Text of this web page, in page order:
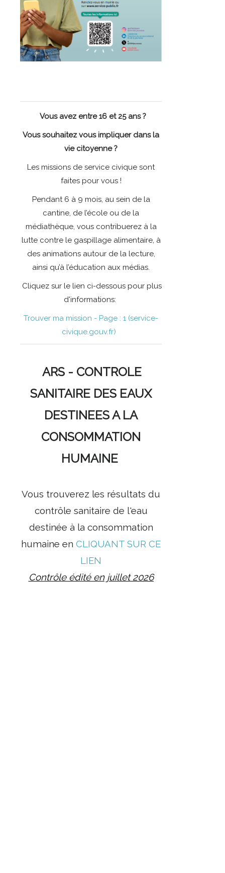
Vous avez entre 16 et 25 ans ?
Vous souhaitez vous impliquer dans la
vie citoyenne ?
Les missions de service civique sont
faites pour vous !
Pendant 6 à 9 mois, au sein de la
cantine, de l’école ou de la
médiathèque, vous contribuerez à la
lutte contre le gaspillage alimentaire, à
des animations autour de la lecture,
ainsi qu’à l’éducation aux médias.
Cliquez sur le lien ci-dessous pour plus
d'informations:
Trouver ma mission - Page : 1 (service-
civique.gouv.fr)
ARS - CONTROLE
SANITAIRE DES EAUX
DESTINEES A LA
CONSOMMATION
HUMAINE
Vous trouverez les résultats du
contrôle sanitaire de l'eau
destinée à la consommation
humaine enCLIQUANT SUR CE
LIEN
Contrôle édité en juillet 2026